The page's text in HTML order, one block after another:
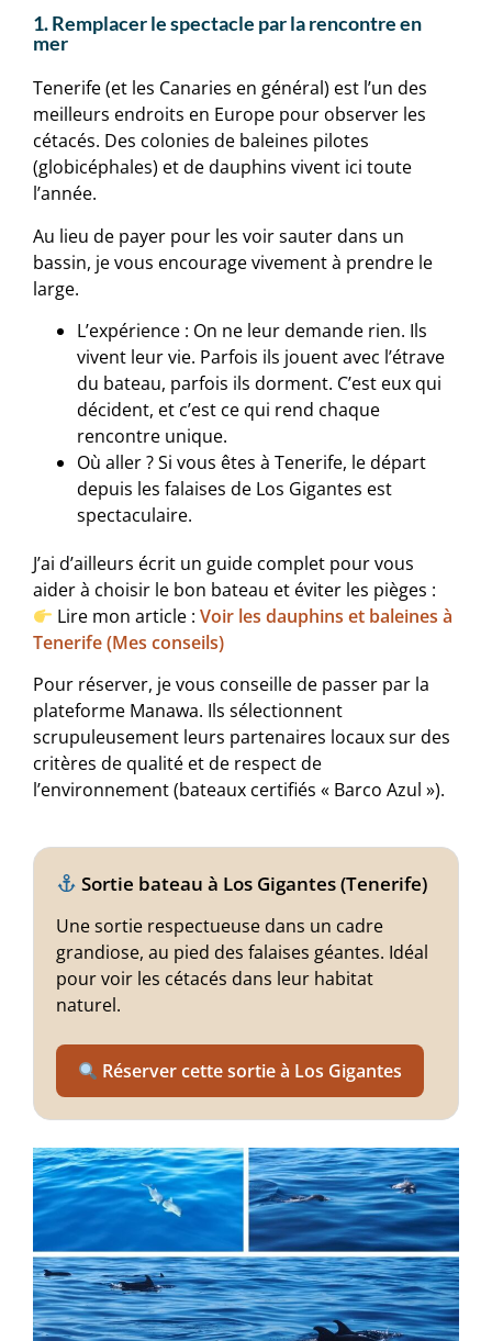
1. Remplacer le spectacle par la rencontre en
mer
Tenerife (et les Canaries en général) est l’un des
meilleurs endroits en Europe pour observer les
cétacés. Des colonies de baleines pilotes
(globicéphales) et de dauphins vivent ici toute
l’année.
Au lieu de payer pour les voir sauter dans un
bassin, je vous encourage vivement à prendre le
large.
L’expérience : On ne leur demande rien. Ils
vivent leur vie. Parfois ils jouent avec l’étrave
du bateau, parfois ils dorment. C’est eux qui
décident, et c’est ce qui rend chaque
rencontre unique.
Où aller ? Si vous êtes à Tenerife, le départ
depuis les falaises de Los Gigantes est
spectaculaire.
J’ai d’ailleurs écrit un guide complet pour vous
aider à choisir le bon bateau et éviter les pièges :
Lire mon article :Voir les dauphins et baleines à
Tenerife (Mes conseils)
Pour réserver, je vous conseille de passer par la
plateforme Manawa. Ils sélectionnent
scrupuleusement leurs partenaires locaux sur des
critères de qualité et de respect de
l’environnement (bateaux certifiés « Barco Azul »).
Sortie bateau à Los Gigantes (Tenerife)
Une sortie respectueuse dans un cadre
grandiose, au pied des falaises géantes. Idéal
pour voir les cétacés dans leur habitat
naturel.
Réserver cette sortie à Los Gigantes